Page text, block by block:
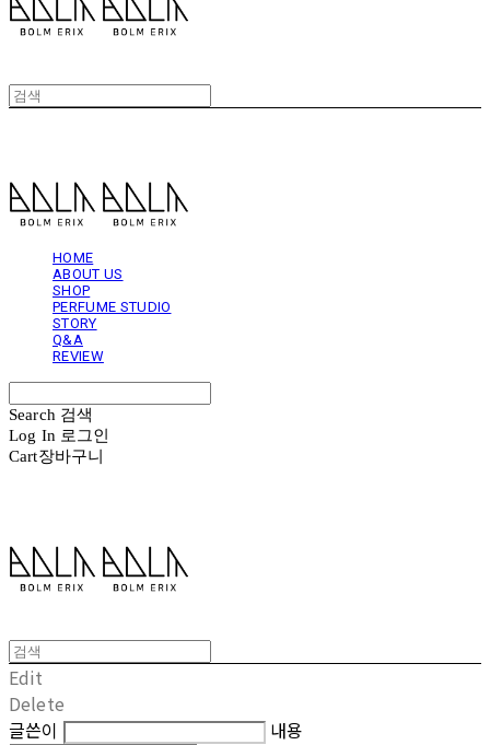
HOME
ABOUT US
SHOP
PERFUME STUDIO
STORY
Q&A
REVIEW
Search 검색
Log In 로그인
Cart장바구니
Edit
Delete
글쓴이
내용